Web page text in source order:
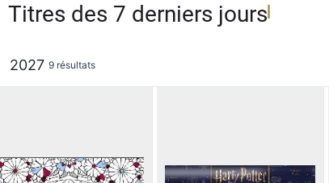
Titres des 7 derniers jours
2027 9 résultats